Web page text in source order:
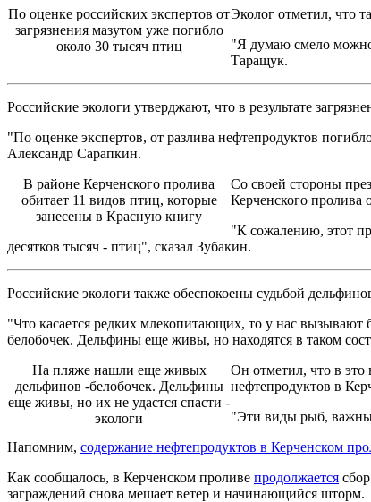
По оценке российских экспертов от
загрязнения мазутом уже погибло
около 30 тысяч птиц
Эколог отметил, что
"Я думаю смело можно
Таращук.
Российские экологи утверджают, что в результате
"По оценке экспертов, от разлива нефтепродуктов
Александр Сарапкин.
В районе Керченского пролива
обитает 11 видов птиц, которые
занесены в Красную книгу
Со своей стороны
Керченского пролива
"К сожалению, этот
десятков тысяч - птиц", сказал Зубакин.
Российские экологи также обеспокоены судьбой
"Что касается редких млекопитающих, то у нас
белобочек. Дельфины еще живы, но находятся в таком
На пляже нашли еще живых
дельфинов -белобочек. Дельфины
еще живы, но их не удастся спасти -
экологи
Он отметил, что в это
нефтепродуктов в
"Эти виды рыб,
Напомним, содержание нефтепродуктов в Керченском
Как сообщалось, в Керченском проливе продолжается
заграждений снова мешает ветер и начинающийся шторм.